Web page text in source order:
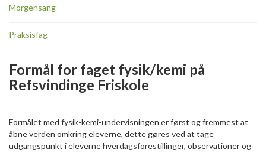
Morgensang
Praksisfag
Formål for faget fysik/kemi på
Refsvindinge Friskole
Formålet med fysik-kemi-undervisningen er først og fremmest at
åbne verden omkring eleverne, dette gøres ved at tage
udgangspunkt i eleverne hverdagsforestillinger, observationer og